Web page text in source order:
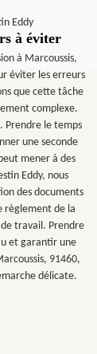
à éviter
à Marcoussis,
éviter les erreurs
que cette tâche
complexe.
Prendre le temps
une seconde
mener à des
Eddy, nous
des documents
règlement de la
travail. Prendre
et garantir une
91460,
délicate.